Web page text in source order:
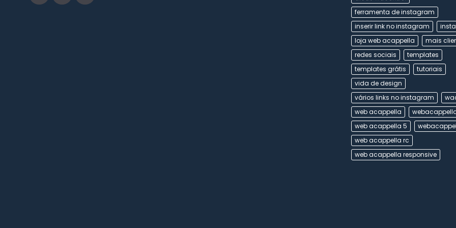
ferramenta de instagram
inserir link no instagram
loja web acappella
mais
redes sociais
templates
templates grátis
tutoriais
vida de design
vários links no instagram
web acappella
web acappella 5
web acappella rc
web acappella responsive